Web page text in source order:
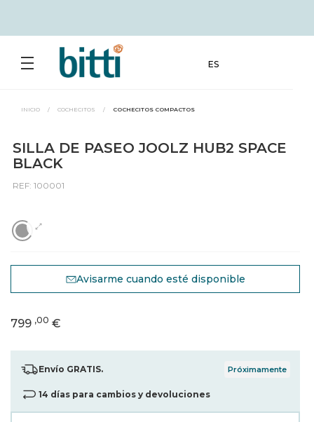
ES
INICIO / COCHECITOS / COCHECITOS COMPACTOS
SILLA DE PASEO JOOLZ HUB2 SPACE
BLACK
REF: 100001
Avisarme cuando esté disponible
799 ,00 €
Envío GRATIS. Próximamente
14 días para cambios y devoluciones